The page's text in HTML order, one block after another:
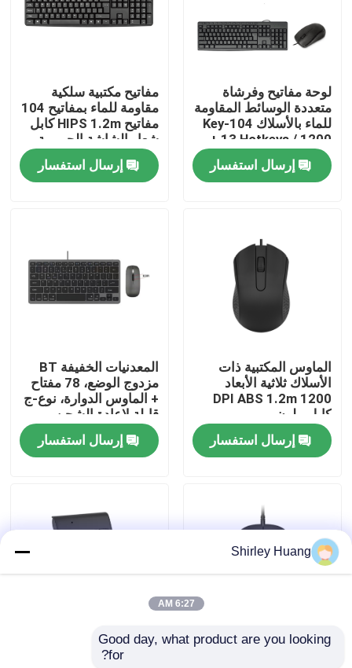
المنتجات
جولة في المصنع
مراقبة الجودة
اتصل بنا
القضايا
لوحة مفاتيح وفرشاة
متعددة الوسائط المقاومة
للماء بالأسلاك 104-Key
+ 13 Hotkeys / 1200
DPI HIPS قابلة
للتخصيصإرسال استفسار
مفاتيح مكتبية سلكية
مقاومة للماء بمفاتيح 104
مفاتيح HIPS 1.2m كابل
شعار الشاشة الحريرية
المخصصة
إرسال استفسار
الماوس المكتبية ذات
الأسلاك ثلاثية الأبعاد
1200 DPI ABS 1.2m
كابل ملون
إرسال استفسار
المعدنيات الخفيفة BT
مزدوج الوضع، 78 مفتاح
+ الماوس الدوارة، نوع-ج
قابلة لإعادة الشحن
إرسال استفسار
الماوس البصرية ذات
لوحة مفاتيح رقمية
Shirley Huang
6:27 AM
Good day, what product are you looking
for?